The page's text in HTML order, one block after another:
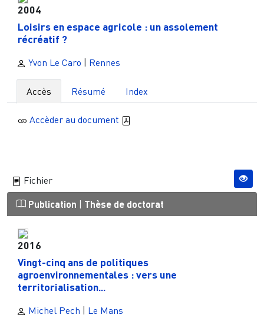
2004
Loisirs en espace agricole : un assolement
récréatif ?
Yvon Le Caro Rennes
Accès Résumé Index
Accèder au document
Fichier
Publication | Thèse de doctorat
2016
Vingt-cinq ans de politiques
agroenvironnementales : vers une
territorialisation...
Michel Pech Le Mans